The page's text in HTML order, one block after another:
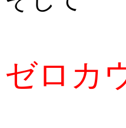
ゼロカ